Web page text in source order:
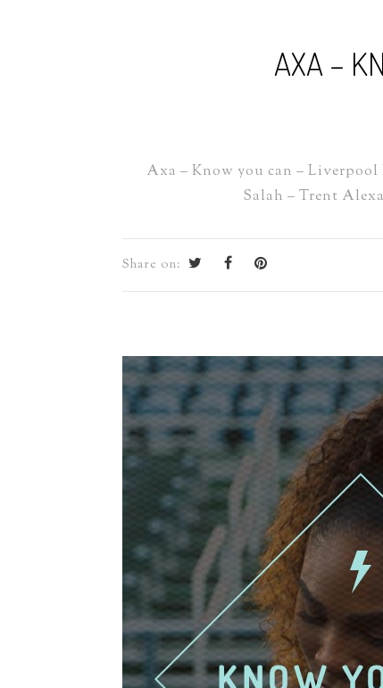
AXA –
Axa – Know you can – Liverpool
Salah – Trent
Share on: